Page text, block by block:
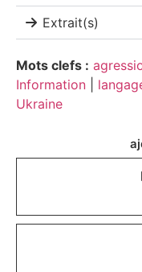
Extrait(s)
Mots clefs :
Information
Ukraine